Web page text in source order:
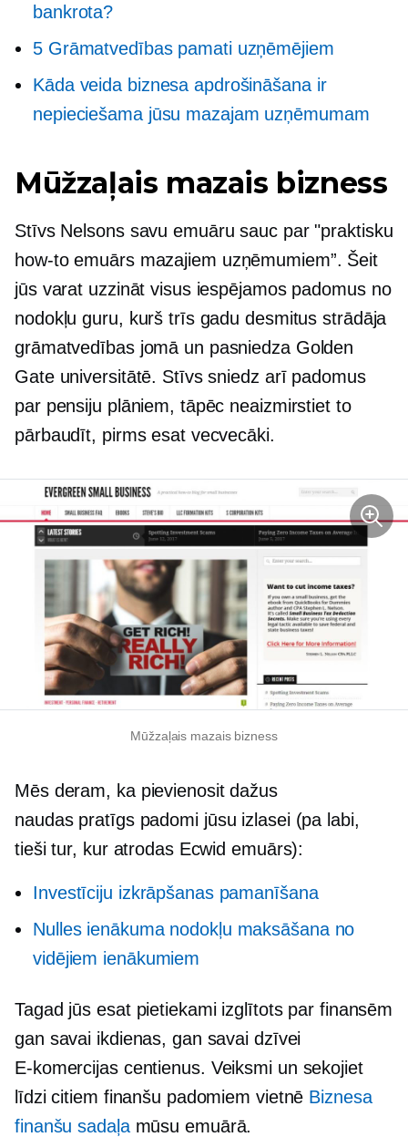
bankrota?
5 Grāmatvedības pamati uzņēmējiem
Kāda veida biznesa apdrošināšana ir
nepieciešama jūsu mazajam uzņēmumam
Mūžzaļais mazais bizness
Stīvs Nelsons savu emuāru sauc par "praktisku
how-toemuārs mazajiem uzņēmumiem”. Šeit
jūs varat uzzināt visus iespējamos padomus no
nodokļu guru, kurš trīs gadu desmitus strādāja
grāmatvedības jomā un pasniedza Golden
Gate universitātē. Stīvs sniedz arī padomus
par pensiju plāniem, tāpēc neaizmirstiet to
pārbaudīt, pirms esat vecvecāki.
Mūžzaļais mazais bizness
Mēs deram, ka pievienosit dažus
naudas pratīgspadomi jūsu izlasei (pa labi,
tieši tur, kur atrodas Ecwid emuārs):
Investīciju izkrāpšanas pamanīšana
Nulles ienākuma nodokļu maksāšana no
vidējiem ienākumiem
Tagad jūs esat pietiekami izglītots par finansēm
gan savai ikdienas, gan savai dzīvei
E-komercijascentienus. Veiksmi un sekojiet
līdzi citiem finanšu padomiem vietnē Biznesa
finanšu sadaļamūsu emuārā.